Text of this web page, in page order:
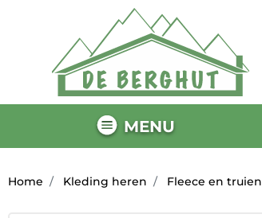
MENU
Home Kleding heren Fleece en truien